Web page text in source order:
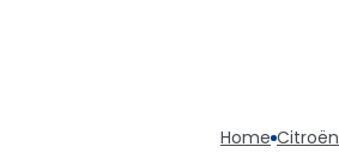
Home Citroën